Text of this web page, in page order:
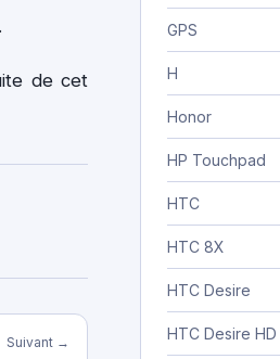
de cet
Suivant →
GPS
H
Honor
HP Touchpad
HTC
HTC 8X
HTC Desire
HTC Desire HD